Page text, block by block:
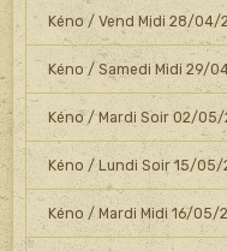
Kéno / Vend Midi 28/04/
Kéno / Samedi Midi 29/
Kéno / Mardi Soir 02/05/
Kéno / Lundi Soir 15/05/
Kéno / Mardi Midi 16/05/